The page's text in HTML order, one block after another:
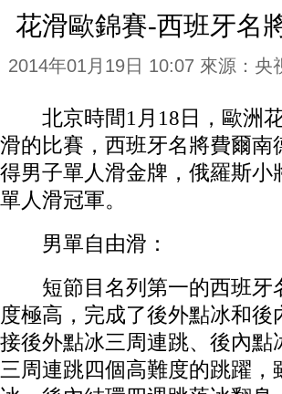
花滑歐錦賽-西班牙名
2014年01月19日 10:07 來源：央
北京時間1月18日，歐洲花
滑的比賽，西班牙名將費爾
得男子單人滑金牌，俄羅斯
單人滑冠軍。
男單自由滑：
短節目名列第一的西班牙
度極高，完成了後外點冰和
接後外點冰三周連跳、後內
三周連跳四個高難度的跳躍